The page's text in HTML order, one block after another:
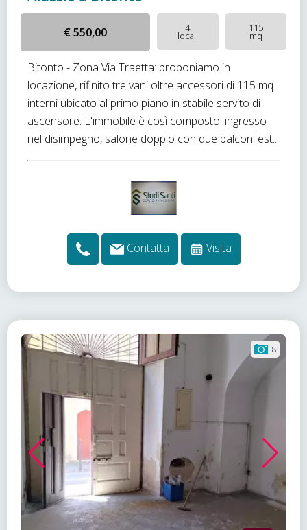
€ 550,00 4
locali
115
mq
Bitonto - Zona Via Traetta: proponiamo in
locazione, rifinito tre vani oltre accessori di 115 mq
interni ubicato al primo piano in stabile servito di
ascensore. L'immobile è così composto: ingresso
nel disimpegno, salone doppio con due balconi est...
Contatta Visita
8